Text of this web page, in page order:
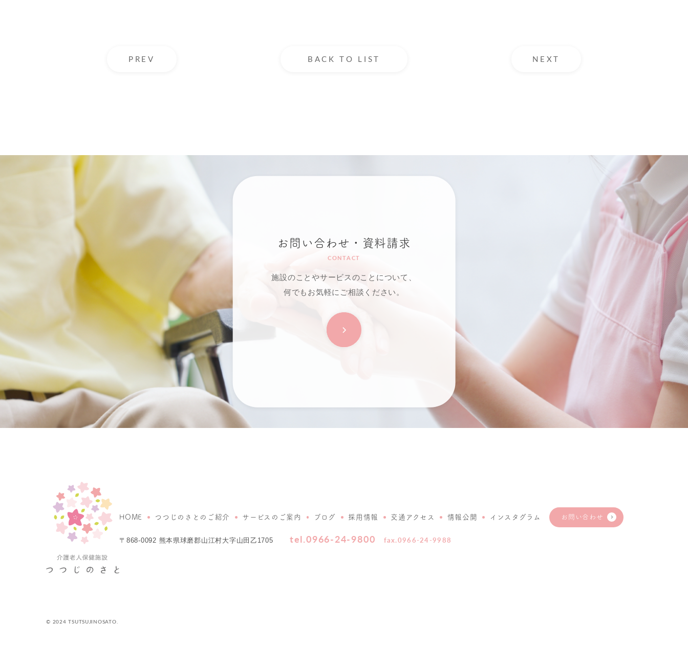
PREV BACK TO LIST NEXT
お問い合わせ・資料請求
CONTACT
施設のことやサービスのことについて、
何でもお気軽にご相談ください。
HOME つつじのさとのご紹介 サービスのご案内 ブログ 採用情報 交通アクセス 情報公開 インスタグラム お問い合わせ
〒868-0092 熊本県球磨郡山江村大字山田乙1705 tel.0966-24-9800 fax.0966-24-9988
© 2024 TSUTSUJINOSATO.